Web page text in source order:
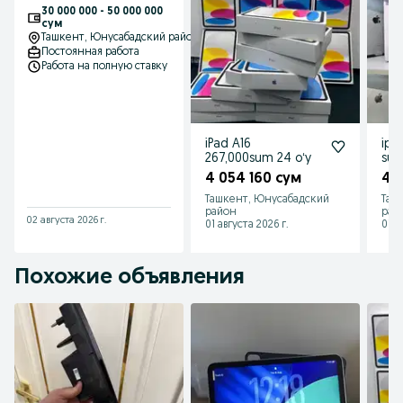
kompaniyasiga TOP-
MENEJER
30 000 000 - 50 000 000
сум
Ташкент, Юнусабадский район
Постоянная работа
Работа на полную ставку
02 августа 2026 г.
iPad A16
267,000sum 24 oʻy
4 054 160 сум
Ташкент, Юнусабадский
район
01 августа 2026 г.
4
01
Похожие объявления